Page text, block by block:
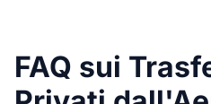
FAQ sui